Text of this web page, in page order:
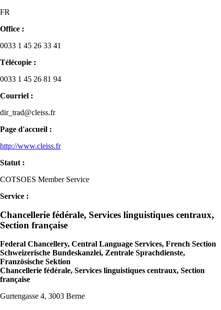
FR
Office :
0033 1 45 26 33 41
Télécopie :
0033 1 45 26 81 94
Courriel :
dir_trad@cleiss.fr
Page d'accueil :
http://www.cleiss.fr
Statut :
COTSOES Member Service
Service :
Chancellerie fédérale, Services linguistiques centraux,
Section française
Federal Chancellery, Central Language Services, French Section
Schweizerische Bundeskanzlei, Zentrale Sprachdienste,
Französische Sektion
Chancellerie fédérale, Services linguistiques centraux, Section
française
Gurtengasse 4, 3003 Berne